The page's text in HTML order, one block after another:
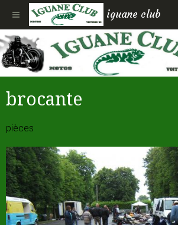
iguane club
brocante
pièces